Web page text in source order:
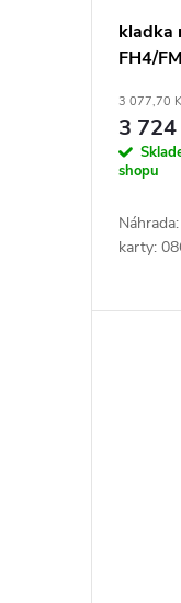
k
kladka
FH4/
3 077,70
3 724
shopu
karty: